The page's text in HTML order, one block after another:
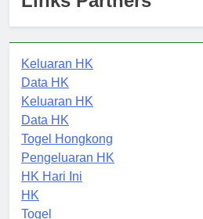
Links Partners
Keluaran HK
Data HK
Keluaran HK
Data HK
Togel Hongkong
Pengeluaran HK
HK Hari Ini
HK